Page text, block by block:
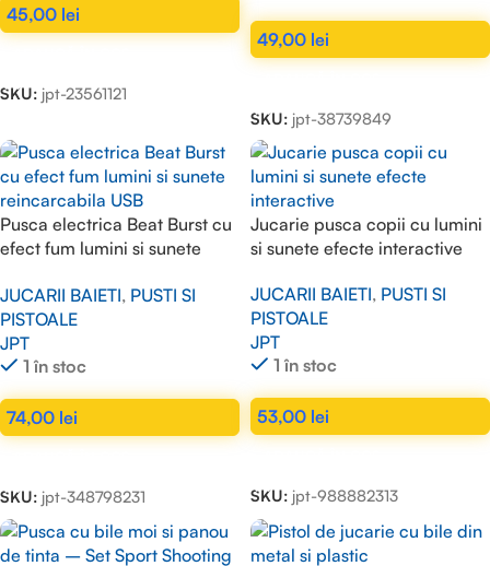
45,00 lei
SKU: jpt-23561121
49,00 lei
SKU: jpt-38739849
Pusca electrica Beat Burst cu
efect fum lumini si sunete
JUCARII BAIETI, PUSTI SI
PISTOALE
JPT
1 în stoc
74,00 lei
SKU: jpt-348798231
Jucarie pusca copii cu lumini
si sunete efecte interactive
JUCARII BAIETI, PUSTI SI
PISTOALE
JPT
1 în stoc
53,00 lei
SKU: jpt-988882313